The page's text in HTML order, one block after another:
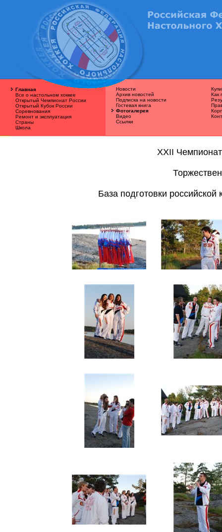
Главная
Все о наcтольном хоккее
Открытый Чемпионат России
Открытый Кубок России
Соревнования
Ремонт и эксплуатация
Страны
Школа
Новости
Архив новостей
Подписка на новости
Гостевая книга
Фотогалерея
Видео
Ссылки
Как
XXII
База подготовки